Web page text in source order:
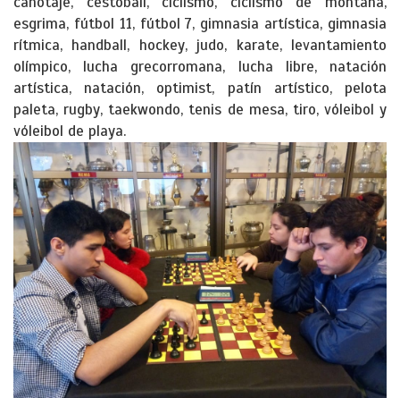
esgrima, fútbol 11, fútbol 7, gimnasia artística, gimnasia
rítmica, handball, hockey, judo, karate, levantamiento
olímpico, lucha grecorromana, lucha libre, natación
artística, natación, optimist, patín artístico, pelota
paleta, rugby, taekwondo, tenis de mesa, tiro, vóleibol y
vóleibol de playa.